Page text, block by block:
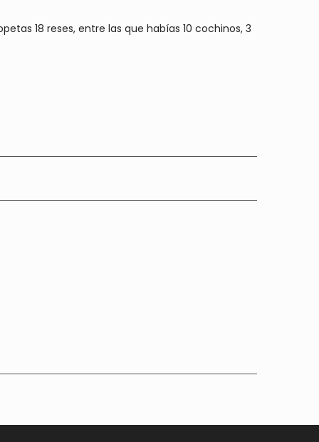
18 reses, entre las que habías 10 cochinos, 3